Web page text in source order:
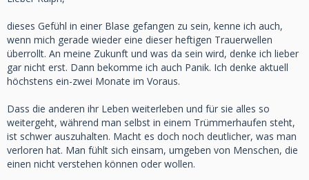
Wenn ich mit den Problemen des Alltags konfrontiert werde,
ist es ihr Mut und ihre Zuversicht, die mir jetzt fehlen und
mir wird wieder bewusst, dass ich diesen Weg bis zum
Schluss ohne sie gehen muss.
Mit dieser Vorstellung stehe ich einfach nur da, Angst und
Panik steigen in mir auf und mein Herz schlägt bis zum
Und obwohl ich tagtäglich von Menschen umgeben bin, bin
ich doch allein.
Niemand, mit dem ich meine Gedanken und Gefühle teilen
kann und der mich versteht oder es zumindest versucht.
Sie haben ihr eigenes Leben, abseits von meinem und ICH
dieses Gefühl in einer Blase gefangen zu sein, kenne ich auch,
wenn mich gerade wieder eine dieser heftigen Trauerwellen
überrollt. An meine Zukunft und was da sein wird, denke ich lieber
gar nicht erst. Dann bekomme ich auch Panik. Ich denke aktuell
höchstens ein-zwei Monate im Voraus.
Dass die anderen ihr Leben weiterleben und für sie alles so
weitergeht, während man selbst in einem Trümmerhaufen steht,
ist schwer auszuhalten. Macht es doch noch deutlicher, was man
verloren hat. Man fühlt sich einsam, umgeben von Menschen, die
einen nicht verstehen können oder wollen.